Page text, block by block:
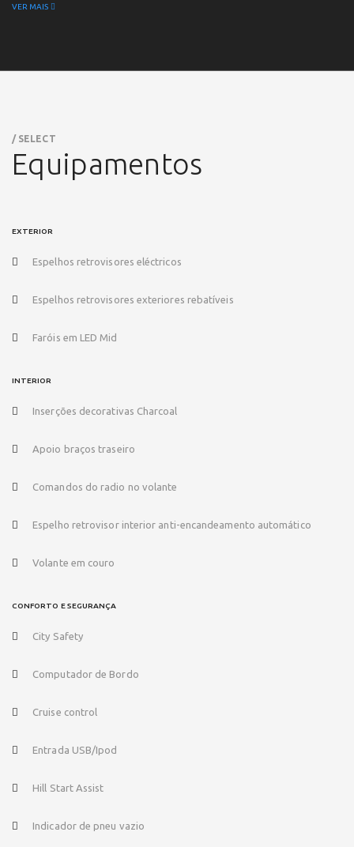
VER MAIS
/ SELECT
Equipamentos
EXTERIOR
Espelhos retrovisores eléctricos
Espelhos retrovisores exteriores rebatíveis
Faróis em LED Mid
INTERIOR
Inserções decorativas Charcoal
Apoio braços traseiro
Comandos do radio no volante
Espelho retrovisor interior anti-encandeamento automático
Volante em couro
CONFORTO E SEGURANÇA
City Safety
Computador de Bordo
Cruise control
Entrada USB/Ipod
Hill Start Assist
Indicador de pneu vazio